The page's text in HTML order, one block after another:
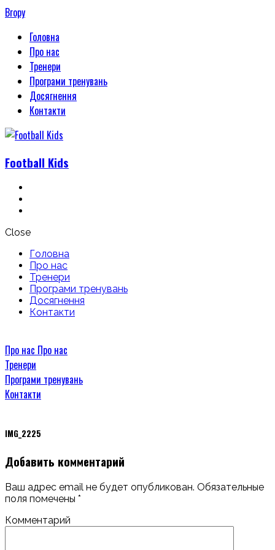
Вгору
Головна
Про нас
Тренери
Програми тренувань
Досягнення
Контакти
Football Kids
Close
Головна
Про нас
Тренери
Програми тренувань
Досягнення
Контакти
Про нас Про нас
Тренери
Програми тренувань
Контакти
IMG_2225
Добавить комментарий
Ваш адрес email не будет опубликован. Обязательные
поля помечены *
Комментарий